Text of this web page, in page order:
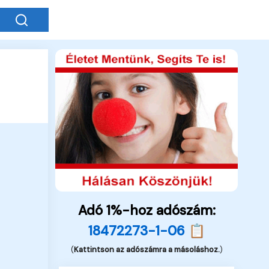
Adó 1%-hoz adószám:
18472273-1-06 📋
(Kattintson az adószámra a másoláshoz.)